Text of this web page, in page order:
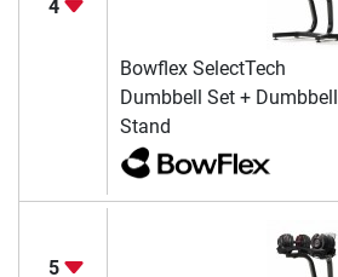
4
Bowflex SelectTech
Dumbbell Set + Dumbbell
Stand
5